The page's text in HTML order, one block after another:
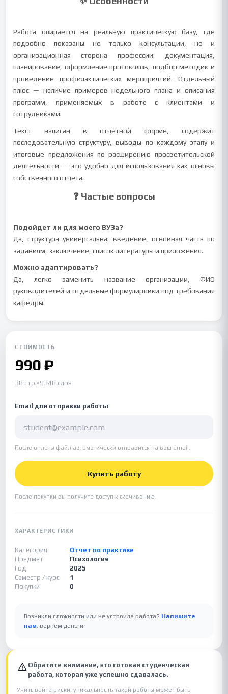
Работа опирается на реальную практическую базу, где
подробно показаны не только консультации, но и
организационная сторона профессии: документация,
планирование, оформление протоколов, подбор методик и
проведение профилактических мероприятий. Отдельный
плюс — наличие примеров недельного плана и описания
программ, применяемых в работе с клиентами и
сотрудниками.
Текст написан в отчётной форме, содержит
последовательную структуру, выводы по каждому этапу и
итоговые предложения по расширению просветительской
деятельности — это удобно для использования как основы
собственного отчёта.
❓ Частые вопросы
Подойдет ли для моего ВУЗа?
Да, структура универсальна: введение, основная часть по
заданиям, заключение, список литературы и приложения.
Можно адаптировать?
Да, легко заменить название организации, ФИО
руководителей и отдельные формулировки под требования
кафедры.
СТОИМОСТЬ
990 ₽
38 стр.•9348 слов
Email для отправки работы
После оплаты файл автоматически отправится на ваш email.
Купить работу
После покупки вы получите доступ к скачиванию.
ХАРАКТЕРИСТИКИ
Категория
Отчет по практике
Предмет
Психология
Год
2025
Семестр / курс
1
Покупки
0
Возникли сложности или не устроила работа? Напишите
нам, вернём деньги.
Обратите внимание, это готовая студенческая
работа, которая уже успешно сдавалась.
Учитывайте риски: уникальность такой работы может быть